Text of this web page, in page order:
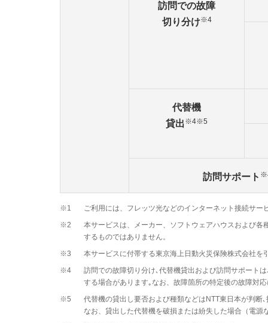
訪問での故障
切り分け※4
代替機
貸出※4※5
訪問サポート
※1
ご利用には、フレッツ光などのインターネット接続サ
※2
本サービスは、メーカー、ソフトウェアハウスおよび
するものではありません。
※3
本サービスに付帯する東京海上日動火災保険株式会社
※4
訪問での故障切り分け､代替機貸出および訪問サポート
する場合があります｡なお、故障箇所の特定後の故障対
※5
代替機の貸出し要否および種類などはNTT東日本が判
なお、貸出した代替機を破損または紛失した場合（電